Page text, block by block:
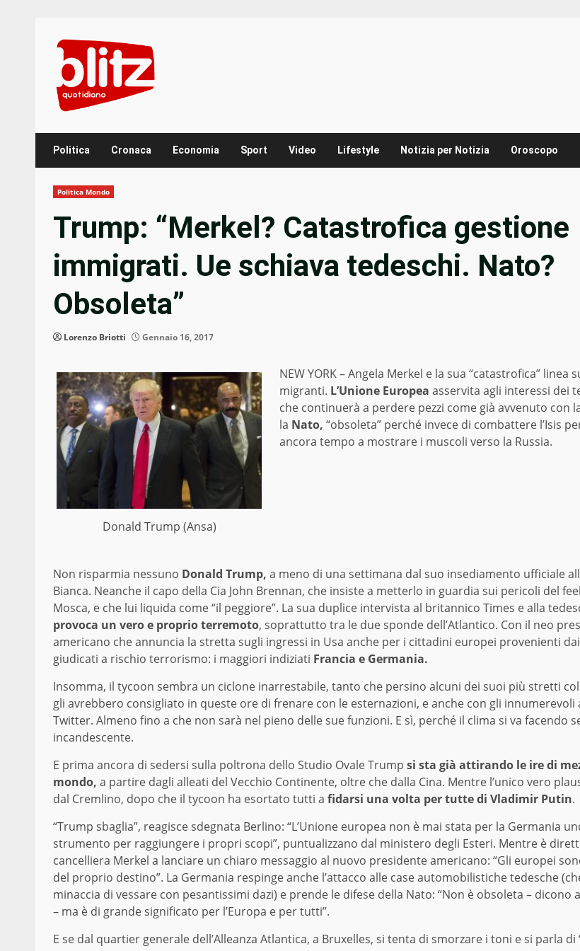
content
Politica Cronaca Economia Sport Video Lifestyle Notizia per Notizia Oroscopo
Politica Mondo
Trump: “Merkel? Catastrofica gestione
immigrati. Ue schiava tedeschi. Nato?
Obsoleta”
Lorenzo Briotti Gennaio 16, 2017
Donald Trump (Ansa)
NEW YORK – Angela Merkel e la sua “catastrofica” linea
migranti. L’Unione Europea asservita agli interessi dei
che continuerà a perdere pezzi come già avvenuto con
la Nato, “obsoleta” perché invece di combattere l’Isis
ancora tempo a mostrare i muscoli verso la Russia.
Non risparmia nessuno Donald Trump, a meno di una settimana dal suo insediamento ufficiale
Bianca. Neanche il capo della Cia John Brennan, che insiste a metterlo in guardia sui pericoli del
Mosca, e che lui liquida come “il peggiore”. La sua duplice intervista al britannico Times e alla
provoca un vero e proprio terremoto, soprattutto tra le due sponde dell’Atlantico. Con il neo
americano che annuncia la stretta sugli ingressi in Usa anche per i cittadini europei provenienti
giudicati a rischio terrorismo: i maggiori indiziati Francia e Germania.
Insomma, il tycoon sembra un ciclone inarrestabile, tanto che persino alcuni dei suoi più stretti
gli avrebbero consigliato in queste ore di frenare con le esternazioni, e anche con gli innumerevoli
Twitter. Almeno fino a che non sarà nel pieno delle sue funzioni. E sì, perché il clima si va facendo
incandescente.
E prima ancora di sedersi sulla poltrona dello Studio Ovale Trump si sta già attirando le ire di
mondo, a partire dagli alleati del Vecchio Continente, oltre che dalla Cina. Mentre l’unico vero
dal Cremlino, dopo che il tycoon ha esortato tutti a fidarsi una volta per tutte di Vladimir Putin.
“Trump sbaglia”, reagisce sdegnata Berlino: “L’Unione europea non è mai stata per la Germania
strumento per raggiungere i propri scopi”, puntualizzano dal ministero degli Esteri. Mentre è
cancelliera Merkel a lanciare un chiaro messaggio al nuovo presidente americano: “Gli europei
del proprio destino”. La Germania respinge anche l’attacco alle case automobilistiche tedesche
minaccia di vessare con pesantissimi dazi) e prende le difese della Nato: “Non è obsoleta – dicono
– ma è di grande significato per l’Europa e per tutti”.
E se dal quartier generale dell’Alleanza Atlantica, a Bruxelles, si tenta di smorzare i toni e si parla di